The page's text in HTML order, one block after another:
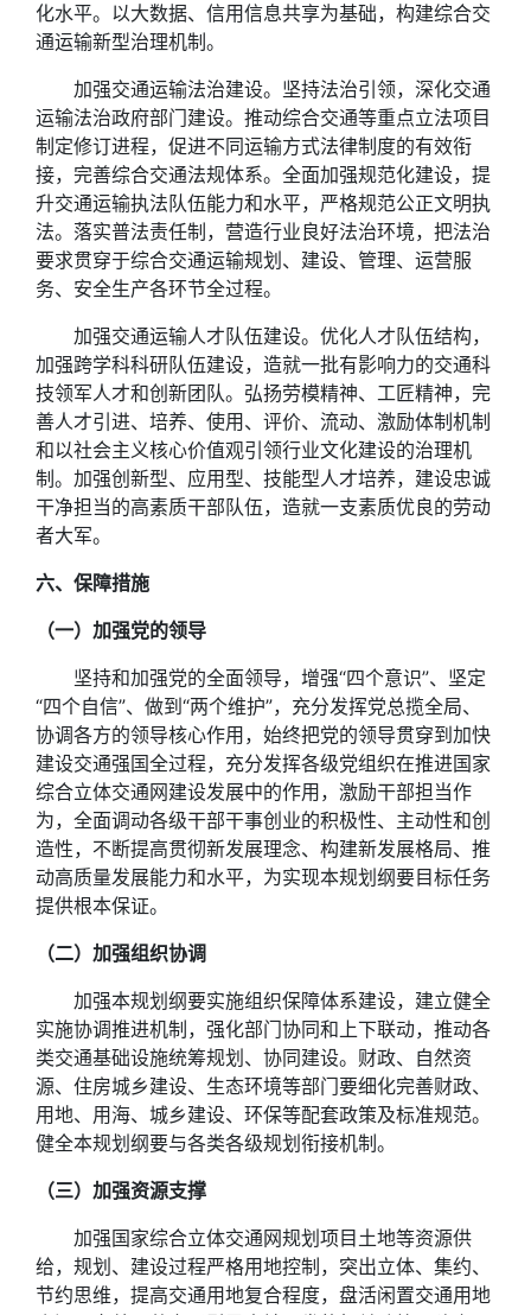
化水平。以大数据、信用信息共享为基础，构建综合交
通运输新型治理机制。
加强交通运输法治建设。坚持法治引领，深化交通
运输法治政府部门建设。推动综合交通等重点立法项目
制定修订进程，促进不同运输方式法律制度的有效衔
接，完善综合交通法规体系。全面加强规范化建设，提
升交通运输执法队伍能力和水平，严格规范公正文明执
法。落实普法责任制，营造行业良好法治环境，把法治
要求贯穿于综合交通运输规划、建设、管理、运营服
务、安全生产各环节全过程。
加强交通运输人才队伍建设。优化人才队伍结构，
加强跨学科科研队伍建设，造就一批有影响力的交通科
技领军人才和创新团队。弘扬劳模精神、工匠精神，完
善人才引进、培养、使用、评价、流动、激励体制机制
和以社会主义核心价值观引领行业文化建设的治理机
制。加强创新型、应用型、技能型人才培养，建设忠诚
干净担当的高素质干部队伍，造就一支素质优良的劳动
者大军。
六、保障措施
（一）加强党的领导
坚持和加强党的全面领导，增强“四个意识”、坚定
“四个自信”、做到“两个维护”，充分发挥党总揽全局、
协调各方的领导核心作用，始终把党的领导贯穿到加快
建设交通强国全过程，充分发挥各级党组织在推进国家
综合立体交通网建设发展中的作用，激励干部担当作
为，全面调动各级干部干事创业的积极性、主动性和创
造性，不断提高贯彻新发展理念、构建新发展格局、推
动高质量发展能力和水平，为实现本规划纲要目标任务
提供根本保证。
（二）加强组织协调
加强本规划纲要实施组织保障体系建设，建立健全
实施协调推进机制，强化部门协同和上下联动，推动各
类交通基础设施统筹规划、协同建设。财政、自然资
源、住房城乡建设、生态环境等部门要细化完善财政、
用地、用海、城乡建设、环保等配套政策及标准规范。
健全本规划纲要与各类各级规划衔接机制。
（三）加强资源支撑
加强国家综合立体交通网规划项目土地等资源供
给，规划、建设过程严格用地控制，突出立体、集约、
节约思维，提高交通用地复合程度，盘活闲置交通用地